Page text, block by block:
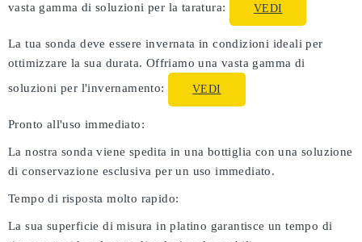
vasta gamma di soluzioni per la taratura:
VEDI
La tua sonda deve essere invernata in condizioni ideali per
ottimizzare la sua durata. Offriamo una vasta gamma di
soluzioni per l'invernamento:
VEDI
Pronto all'uso immediato:
La nostra sonda viene spedita in una bottiglia con una soluzione
di conservazione esclusiva per un uso immediato.
Tempo di risposta molto rapido:
La sua superficie di misura in platino garantisce un tempo di